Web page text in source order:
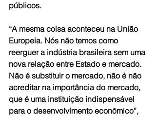
públicos.
“A mesma coisa aconteceu na União
Europeia. Nós não temos como
reerguer a indústria brasileira sem uma
nova relação entre Estado e mercado.
Não é substituir o mercado, não é não
acreditar na importância do mercado,
que é uma instituição indispensável
para o desenvolvimento econômico”,